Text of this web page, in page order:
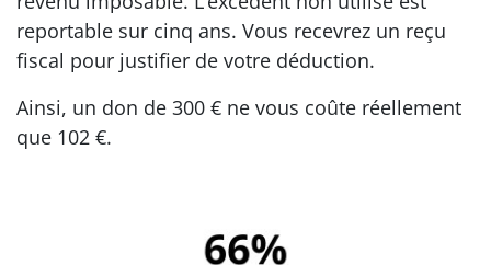
reportable sur cinq ans. Vous recevrez un reçu
fiscal pour justifier de votre déduction.
Ainsi, un don de 300 € ne vous coûte réellement
que 102 €.